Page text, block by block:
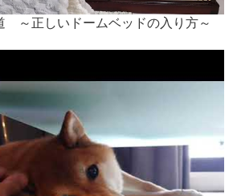
～正しいドームベッドの入り方～